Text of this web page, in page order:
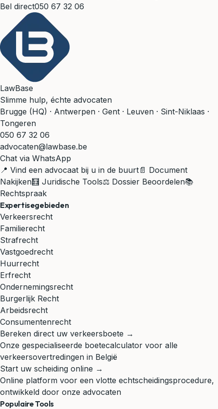
Bel direct050 67 32 06
LawBase
Slimme hulp, échte advocaten
Brugge (HQ) · Antwerpen · Gent · Leuven · Sint-Niklaas ·
Tongeren
050 67 32 06
advocaten@lawbase.be
Chat via WhatsApp
📍 Vind een advocaat bij u in de buurt 📄 Document
Nakijken🧮 Juridische Tools⚖️ Dossier Beoordelen📚
Rechtspraak
Expertisegebieden
Verkeersrecht
Familierecht
Strafrecht
Vastgoedrecht
Huurrecht
Erfrecht
Ondernemingsrecht
Burgerlijk Recht
Arbeidsrecht
Consumentenrecht
Bereken direct uw verkeersboete →
Onze gespecialiseerde boetecalculator voor alle
verkeersovertredingen in België
Start uw scheiding online →
Online platform voor een vlotte echtscheidingsprocedure,
ontwikkeld door onze advocaten
Populaire Tools